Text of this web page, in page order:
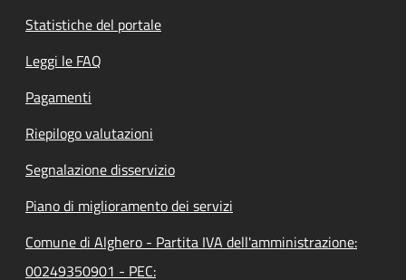
Statistiche del portale
Leggi le FAQ
Pagamenti
Riepilogo valutazioni
Segnalazione disservizio
Piano di miglioramento dei servizi
Comune di Alghero - Partita IVA dell'amministrazione:
00249350901 - PEC: